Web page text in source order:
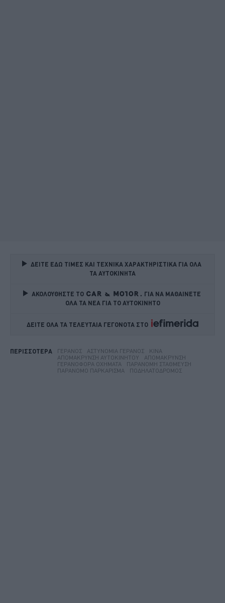
ΔΕΙΤΕ ΕΔΩ ΤΙΜΕΣ ΚΑΙ ΤΕΧΝΙΚΑ ΧΑΡΑΚΤΗΡΙΣΤΙΚΑ ΓΙΑ ΟΛΑ
ΤΑ ΑΥΤΟΚΙΝΗΤΑ
ΑΚΟΛΟΥΘΗΣΤΕ ΤΟ
ΓΙΑ ΝΑ ΜΑΘΑΙΝΕΤΕ
ΟΛΑ ΤΑ ΝΕΑ ΓΙΑ ΤΟ ΑΥΤΟΚΙΝΗΤΟ
ΔΕΙΤΕ ΟΛΑ ΤΑ ΤΕΛΕΥΤΑΙΑ ΓΕΓΟΝΟΤΑ ΣΤΟ
ΠΕΡΙΣΣΟΤΕΡΑ ΓΕΡΑΝΌΣ ΑΣΤΥΝΟΜΊΑ ΓΕΡΑΝΌΣ
ΚΊΝΑ
ΑΠΟΜΆΚΡΥΝΣΗ ΑΥΤΟΚΙΝΉΤΟΥ
ΑΠΟΜΆΚΡΥΝΣΗ
ΓΕΡΑΝΟΦΌΡΑ ΟΧΉΜΑΤΑ
ΠΑΡΆΝΟΜΗ ΣΤΆΘΜΕΥΣΗ
ΠΑΡΆΝΟΜΟ ΠΑΡΚΆΡΙΣΜΑ
ΠΟΔΗΛΑΤΌΔΡΟΜΟΣ